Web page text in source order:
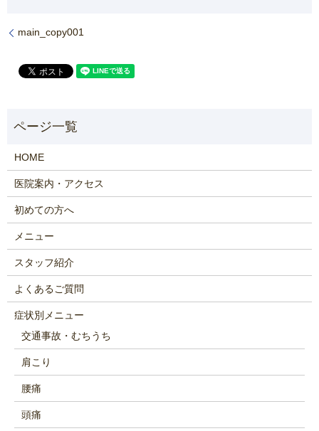
main_copy001
HOME
医院案内・アクセス
初めての方へ
メニュー
スタッフ紹介
よくあるご質問
症状別メニュー
交通事故・むちうち
肩こり
腰痛
頭痛